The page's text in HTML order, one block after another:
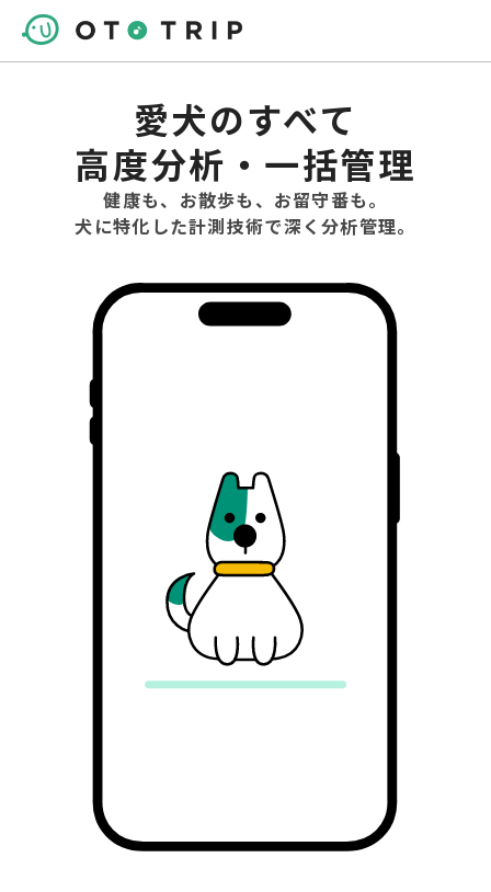
愛犬のすべて
高度分析・一括管理
健康も、お散歩も、お留守番も。
犬に特化した計測技術で深く分析管理。